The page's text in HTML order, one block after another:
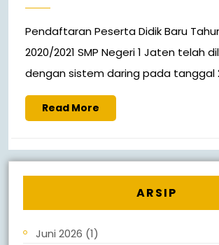
Pendaftaran Peserta Didik Baru
2020/2021 SMP Negeri 1 Jaten telah
dengan sistem daring pada tanggal
Read More
ARSIP
Juni 2026 (1)